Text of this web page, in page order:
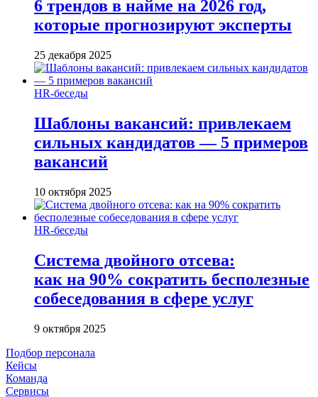
6 трендов в найме на 2026 год,
которые прогнозируют эксперты
25 декабря 2025
HR-беседы
Шаблоны вакансий: привлекаем
сильных кандидатов — 5 примеров
вакансий
10 октября 2025
HR-беседы
Система двойного отсева:
как на 90% сократить бесполезные
собеседования в сфере услуг
9 октября 2025
Подбор персонала
Кейсы
Команда
Сервисы